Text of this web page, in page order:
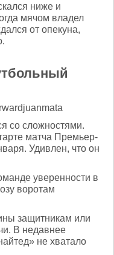
ниже и
мячом владел
от опекуна,
со сложностями.
матча Премьер-
Удивлен, что он
уверенности в
воротам
защитникам или
В недавнее
не хватало